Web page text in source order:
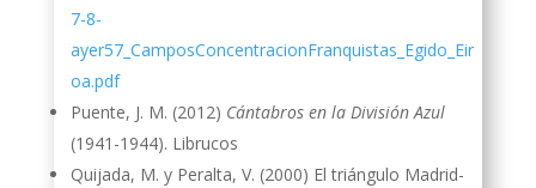
7-8-
ayer57_CamposConcentracionFranquistas_Egido_Eir
oa.pdf
Puente, J. M. (2012) Cántabros en la División Azul
(1941-1944). Librucos
Quijada, M. y Peralta, V. (2000) El triángulo Madrid-